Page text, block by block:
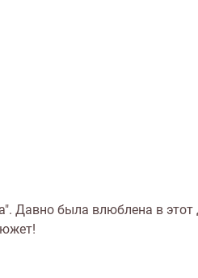
Давно была влюблена в этот